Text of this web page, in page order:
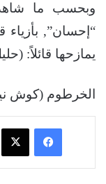
وبحسب ما
“إحسان”,
يمازحها قائلاً:
الخرطوم (كوش
فيسبوك